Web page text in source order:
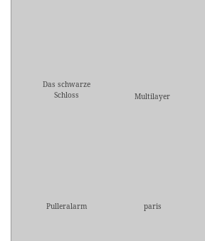
Das schwarze
Schloss
Multilayer
Pulleralarm paris